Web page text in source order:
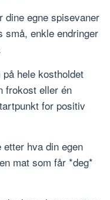
dine egne spisevaner
små, enkle endringer
hele kostholdet
frokost eller én
for positiv
hva din egen
mat som får *deg*